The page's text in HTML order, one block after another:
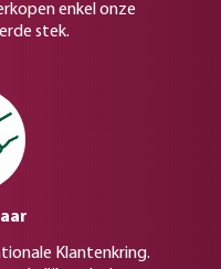
enkel onze
stek.
Klantenkring.